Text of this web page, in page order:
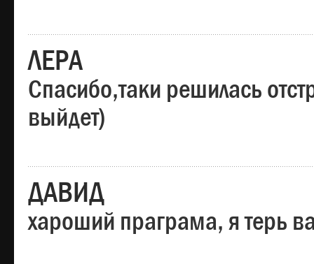
ЛЕРА
Спасибо,таки решилась
выйдет)
ДАВИД
хароший праграма, я терь